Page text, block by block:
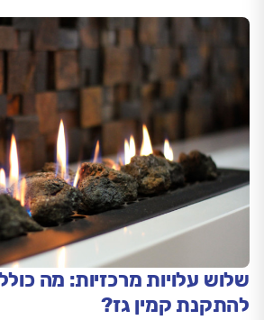
שלוש עלויות מרכזיות: מה
להתקנת קמין גז?